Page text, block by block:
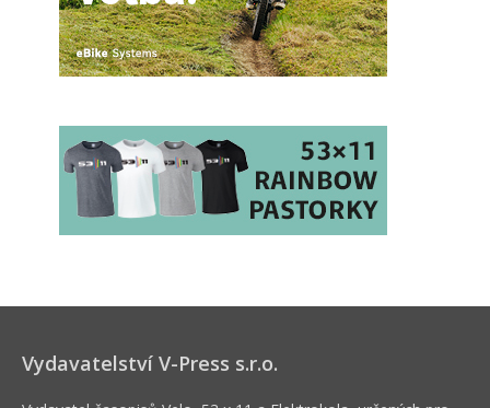
Vydavatelství V-Press s.r.o.